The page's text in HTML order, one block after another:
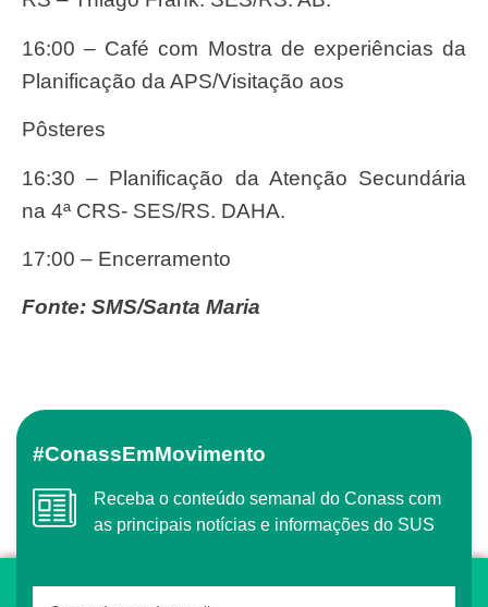
16:00 – Café com Mostra de experiências da
Planificação da APS/Visitação aos
Pôsteres
16:30 – Planificação da Atenção Secundária
na 4ª CRS- SES/RS. DAHA.
17:00 – Encerramento
Fonte: SMS/Santa Maria
#ConassEmMovimento
Receba o conteúdo semanal do Conass com
as principais notícias e informações do SUS